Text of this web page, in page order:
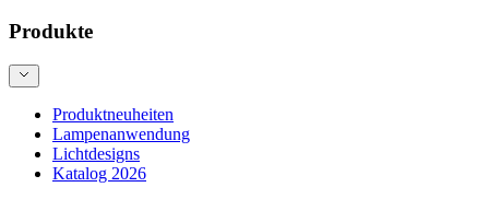
Produkte
Produktneuheiten
Lampenanwendung
Lichtdesigns
Katalog 2026